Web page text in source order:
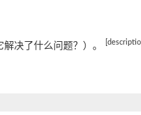
决了什么问题？）。